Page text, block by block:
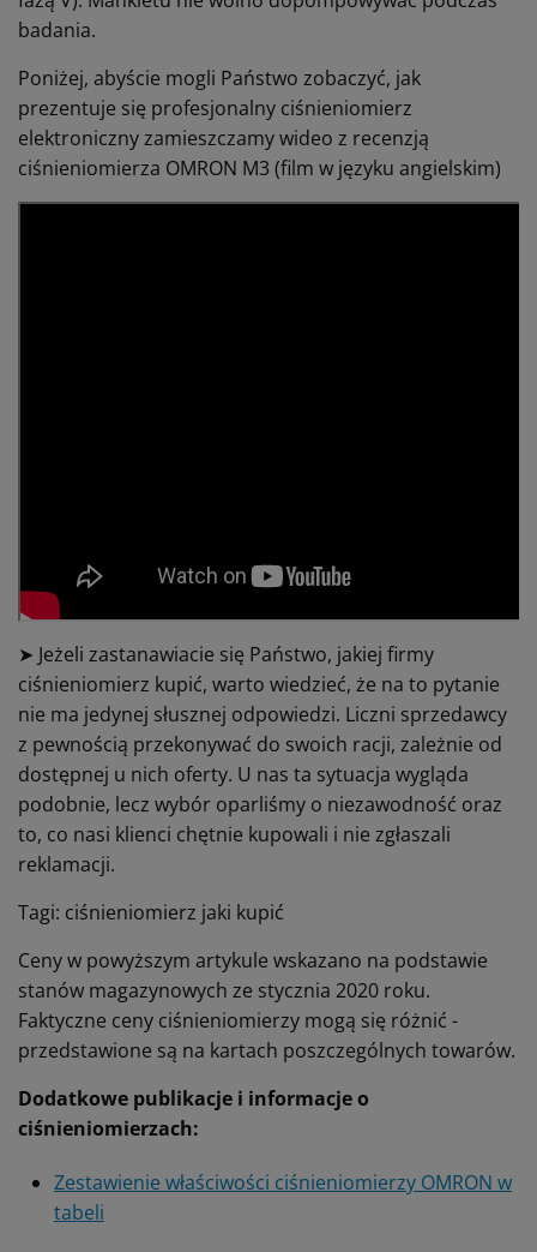
badania.
Poniżej, abyście mogli Państwo zobaczyć, jak
prezentuje się profesjonalny ciśnieniomierz
elektroniczny zamieszczamy wideo z recenzją
ciśnieniomierza OMRON M3 (film w języku angielskim)
➤ Jeżeli zastanawiacie się Państwo, jakiej firmy
ciśnieniomierz kupić, warto wiedzieć, że na to pytanie
nie ma jedynej słusznej odpowiedzi. Liczni sprzedawcy
z pewnością przekonywać do swoich racji, zależnie od
dostępnej u nich oferty. U nas ta sytuacja wygląda
podobnie, lecz wybór oparliśmy o niezawodność oraz
to, co nasi klienci chętnie kupowali i nie zgłaszali
reklamacji.
Tagi: ciśnieniomierz jaki kupić
Ceny w powyższym artykule wskazano na podstawie
stanów magazynowych ze stycznia 2020 roku.
Faktyczne ceny ciśnieniomierzy mogą się różnić -
przedstawione są na kartach poszczególnych towarów.
Dodatkowe publikacje i informacje o
ciśnieniomierzach:
Zestawienie właściwości ciśnieniomierzy OMRON w
tabeli